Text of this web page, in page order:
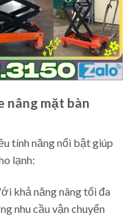
nâng mặt bàn
tính năng nổi bật giúp
lạnh:
khả năng nâng tối đa
nhu cầu vận chuyển